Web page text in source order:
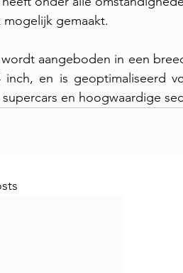
gemaakt.
aangeboden in een
inch, en is geoptimaliseerd
en hoogwaardige